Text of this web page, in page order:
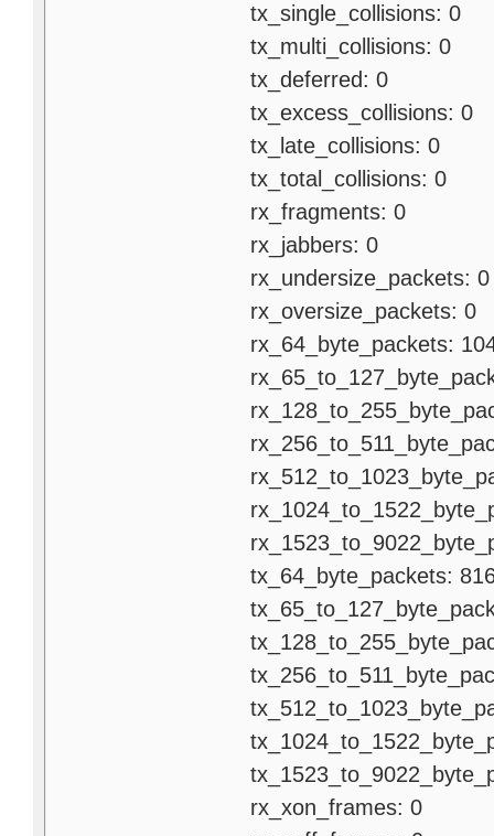
tx_single_collisions: 0
tx_multi_collisions: 0
tx_deferred: 0
tx_excess_collisions: 0
tx_late_collisions: 0
tx_total_collisions: 0
rx_fragments: 0
rx_jabbers: 0
rx_undersize_packets: 0
rx_oversize_packets: 0
rx_64_byte_packets:
tx_64_byte_packets:
rx_xon_frames: 0